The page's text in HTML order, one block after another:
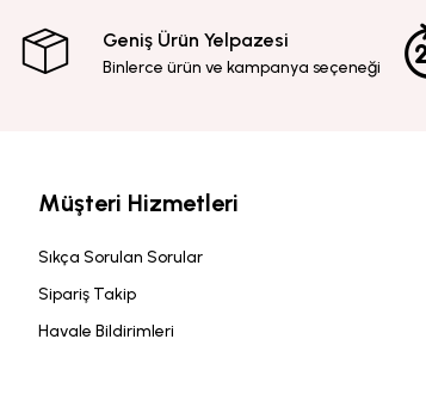
Geniş Ürün Yelpazesi
Binlerce ürün ve kampanya seçeneği
Müşteri Hizmetleri
Sıkça Sorulan Sorular
Sipariş Takip
Havale Bildirimleri